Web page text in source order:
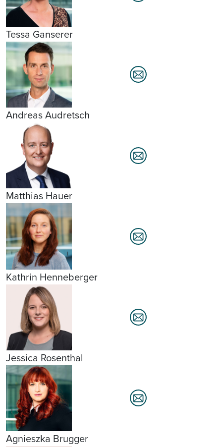
Tessa Ganserer
Andreas Audretsch
Matthias Hauer
Kathrin Henneberger
Jessica Rosenthal
Agnieszka Brugger